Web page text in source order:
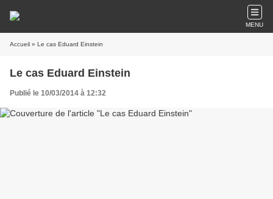
MENU
Accueil » Le cas Eduard Einstein
Le cas Eduard Einstein
Publié le 10/03/2014 à 12:32